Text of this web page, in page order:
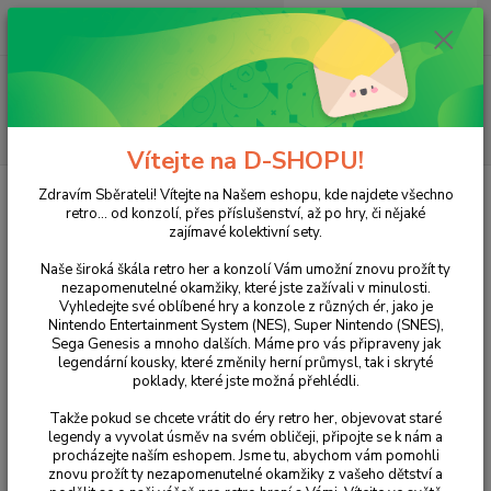
Menu
Hledat
(Po-Pá, 15:00-20:00 hod.)
ks
0 Kč
Úvod XBOX XBOX 360 Aliens vs Predator (SteelBook)
Aliens vs Predator (SteelBook)
Ohodnotit produkt
Zažijte legendární střet tří nejnebezpečnějších ras ve vesmíru v
Vítejte na D-SHOPU!
Zdravím Sběrateli! Vítejte na Našem eshopu, kde najdete všechno
retro... od konzolí, přes příslušenství, až po hry, či nějaké
zajímavé kolektivní sety.
Naše široká škála retro her a konzolí Vám umožní znovu prožít ty
nezapomenutelné okamžiky, které jste zažívali v minulosti.
Vyhledejte své oblíbené hry a konzole z různých ér, jako je
Nintendo Entertainment System (NES), Super Nintendo (SNES),
Sega Genesis a mnoho dalších. Máme pro vás připraveny jak
legendární kousky, které změnily herní průmysl, tak i skryté
poklady, které jste možná přehlédli.
Takže pokud se chcete vrátit do éry retro her, objevovat staré
legendy a vyvolat úsměv na svém obličeji, připojte se k nám a
procházejte naším eshopem. Jsme tu, abychom vám pomohli
znovu prožít ty nezapomenutelné okamžiky z vašeho dětství a